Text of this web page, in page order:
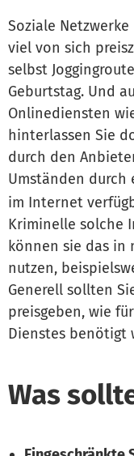
Soziale
viel von sich
selbst
Geburtstag. Und
Onlinediensten
hinterlassen Sie
durch den
Umständen durch
im Internet
Kriminelle solche
können sie das in
nutzen,
Generell sollten
preisgeben, wie
Dienstes benötigt
Was